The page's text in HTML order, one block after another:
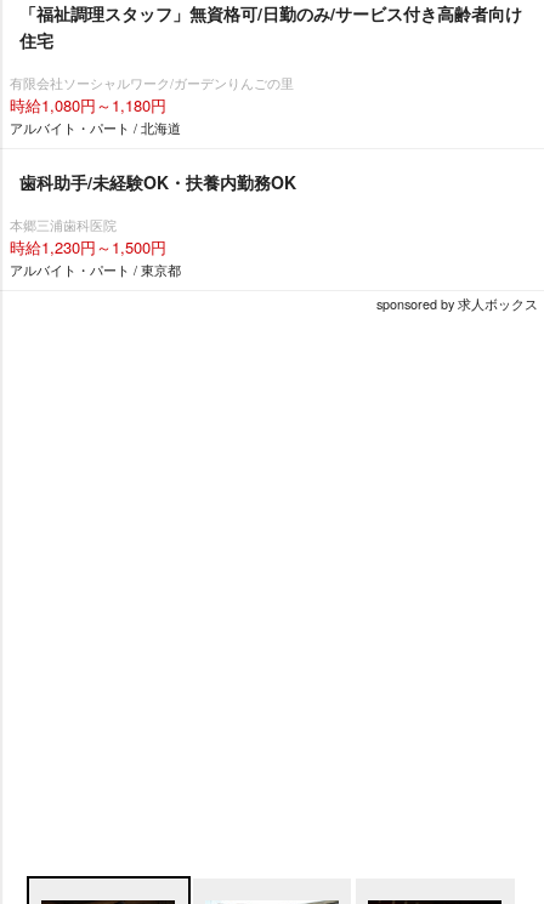
「福祉調理スタッフ」無資格可/日勤のみ/サービス付き高齢者向け
住宅
有限会社ソーシャルワーク/ガーデンりんごの里
時給1,080円～1,180円
アルバイト・パート / 北海道
歯科助手/未経験OK・扶養内勤務OK
本郷三浦歯科医院
時給1,230円～1,500円
アルバイト・パート / 東京都
sponsored by 求人ボックス